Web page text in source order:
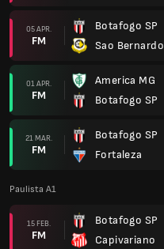
05 APR.
FM
Botafogo SP
Sao Bernardo
01 APR.
FM
America MG
Botafogo SP
21 MAR.
FM
Botafogo SP
Fortaleza
Paulista A1
15 FEB.
FM
Botafogo SP
Capivariano